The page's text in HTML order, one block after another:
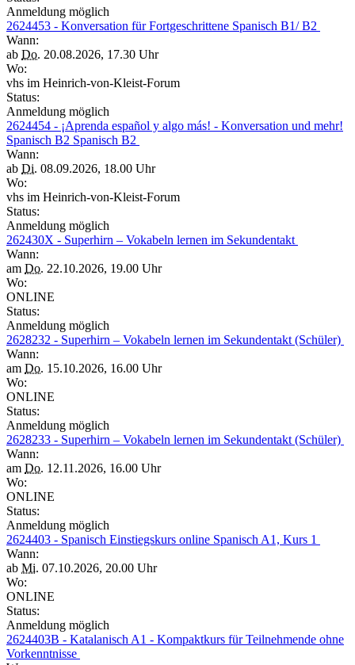
Anmeldung möglich
2624453 - Konversation für Fortgeschrittene Spanisch B1/ B2
Wann:
ab Do. 20.08.2026, 17.30 Uhr
Wo:
vhs im Heinrich-von-Kleist-Forum
Status:
Anmeldung möglich
2624454 - ¡Aprenda español y algo más! - Konversation und mehr!
Spanisch B2 Spanisch B2
Wann:
ab Di. 08.09.2026, 18.00 Uhr
Wo:
vhs im Heinrich-von-Kleist-Forum
Status:
Anmeldung möglich
262430X - Superhirn – Vokabeln lernen im Sekundentakt
Wann:
am Do. 22.10.2026, 19.00 Uhr
Wo:
ONLINE
Status:
Anmeldung möglich
2628232 - Superhirn – Vokabeln lernen im Sekundentakt (Schüler)
Wann:
am Do. 15.10.2026, 16.00 Uhr
Wo:
ONLINE
Status:
Anmeldung möglich
2628233 - Superhirn – Vokabeln lernen im Sekundentakt (Schüler)
Wann:
am Do. 12.11.2026, 16.00 Uhr
Wo:
ONLINE
Status:
Anmeldung möglich
2624403 - Spanisch Einstiegskurs online Spanisch A1, Kurs 1
Wann:
ab Mi. 07.10.2026, 20.00 Uhr
Wo:
ONLINE
Status:
Anmeldung möglich
2624403B - Katalanisch A1 - Kompaktkurs für Teilnehmende ohne
Vorkenntnisse